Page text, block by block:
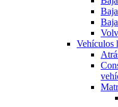
Vehículos